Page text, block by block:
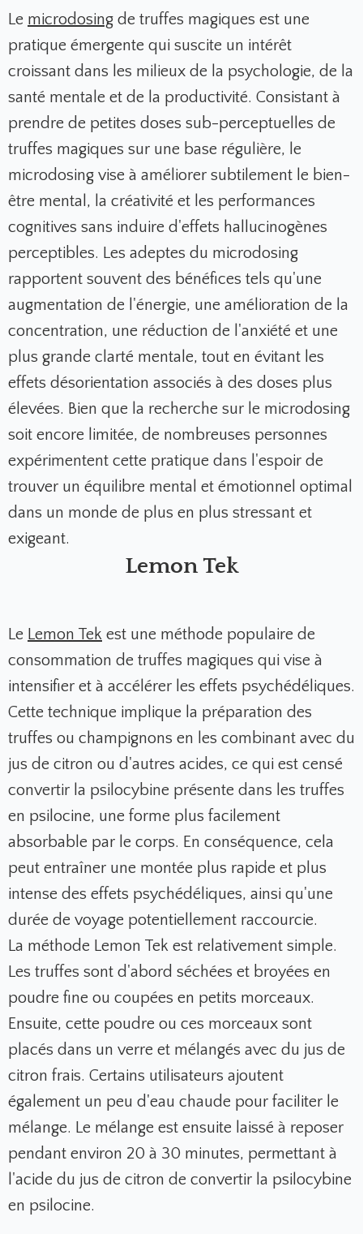
Le microdosing de truffes magiques est une
pratique émergente qui suscite un intérêt
croissant dans les milieux de la psychologie, de la
santé mentale et de la productivité. Consistant à
prendre de petites doses sub-perceptuelles de
truffes magiques sur une base régulière, le
microdosing vise à améliorer subtilement le bien-
être mental, la créativité et les performances
cognitives sans induire d'effets hallucinogènes
perceptibles. Les adeptes du microdosing
rapportent souvent des bénéfices tels qu'une
augmentation de l'énergie, une amélioration de la
concentration, une réduction de l'anxiété et une
plus grande clarté mentale, tout en évitant les
effets désorientation associés à des doses plus
élevées. Bien que la recherche sur le microdosing
soit encore limitée, de nombreuses personnes
expérimentent cette pratique dans l'espoir de
trouver un équilibre mental et émotionnel optimal
dans un monde de plus en plus stressant et
exigeant.
Lemon Tek
Le Lemon Tek est une méthode populaire de
consommation de truffes magiques qui vise à
intensifier et à accélérer les effets psychédéliques.
Cette technique implique la préparation des
truffes ou champignons en les combinant avec du
jus de citron ou d'autres acides, ce qui est censé
convertir la psilocybine présente dans les truffes
en psilocine, une forme plus facilement
absorbable par le corps. En conséquence, cela
peut entraîner une montée plus rapide et plus
intense des effets psychédéliques, ainsi qu'une
durée de voyage potentiellement raccourcie.
La méthode Lemon Tek est relativement simple.
Les truffes sont d'abord séchées et broyées en
poudre fine ou coupées en petits morceaux.
Ensuite, cette poudre ou ces morceaux sont
placés dans un verre et mélangés avec du jus de
citron frais. Certains utilisateurs ajoutent
également un peu d'eau chaude pour faciliter le
mélange. Le mélange est ensuite laissé à reposer
pendant environ 20 à 30 minutes, permettant à
l'acide du jus de citron de convertir la psilocybine
en psilocine.